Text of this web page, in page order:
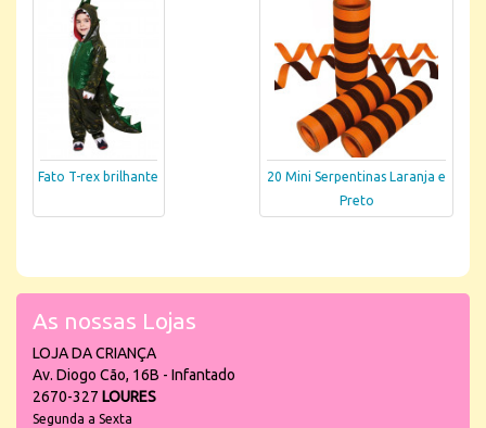
Fato T-rex brilhante
20 Mini Serpentinas Laranja e
Preto
As nossas Lojas
LOJA DA CRIANÇA
Av. Diogo Cão, 16B - Infantado
2670-327 LOURES
Segunda a Sexta